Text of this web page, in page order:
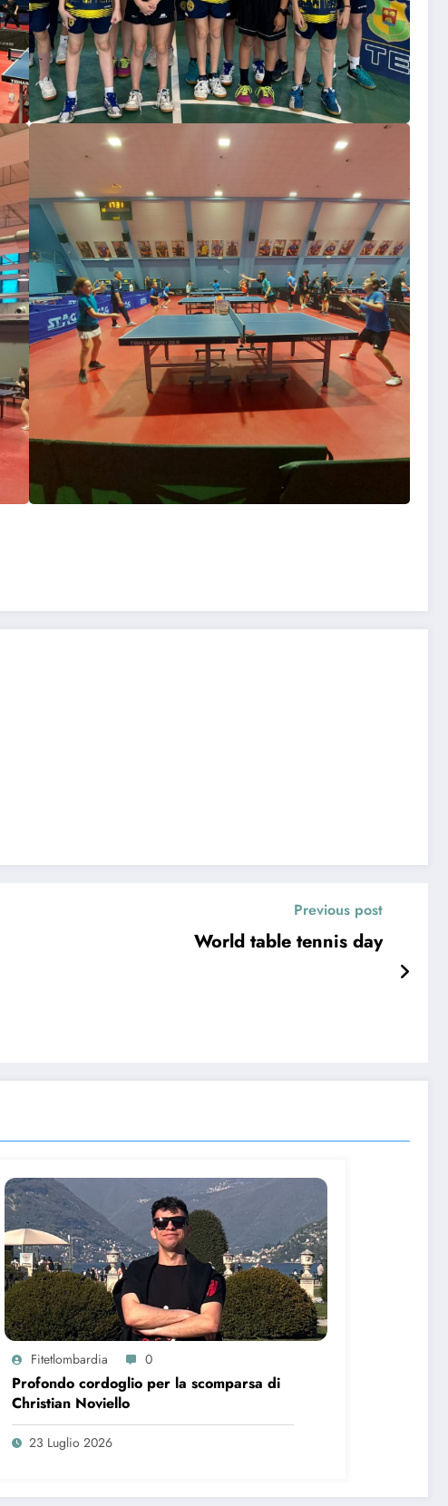
Previous post
World table tennis day
Fitetlombardia 0
Profondo cordoglio per la scomparsa di
Christian Noviello
23 Luglio 2026